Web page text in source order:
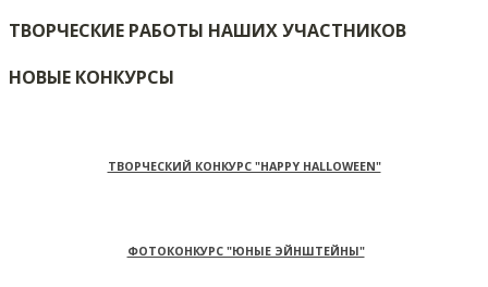
ТВОРЧЕСКИЕ РАБОТЫ НАШИХ УЧАСТНИКОВ
НОВЫЕ КОНКУРСЫ
ТВОРЧЕСКИЙ КОНКУРС "HAPPY HALLOWEEN"
ФОТОКОНКУРС "ЮНЫЕ ЭЙНШТЕЙНЫ"